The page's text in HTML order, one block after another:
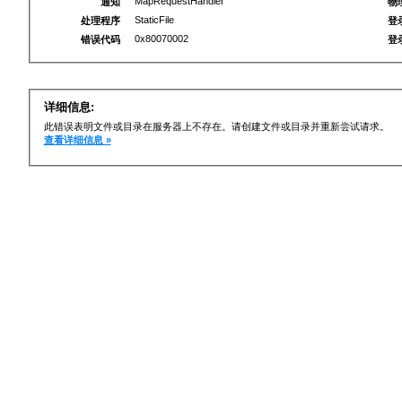
处理程序
StaticFile
错误代码
0x80070002
登
登
详细信息:
此错误表明文件或目录在服务器上不存在。请创建文件或目录并重新尝试请求。
查看详细信息 »